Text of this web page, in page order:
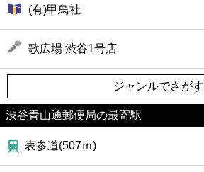
(有)甲鳥社
歌広場 渋谷1号店
ジャンルでさがす
渋谷青山通郵便局の最寄駅
表参道(507ｍ)